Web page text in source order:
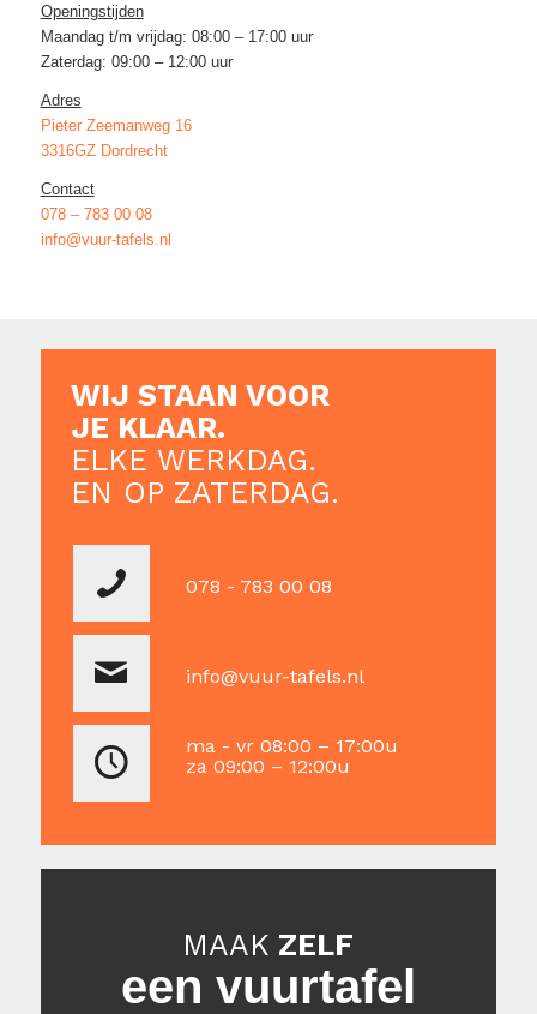
Openingstijden
Maandag t/m vrijdag: 08:00 – 17:00 uur
Zaterdag: 09:00 – 12:00 uur
Adres
Pieter Zeemanweg 16
3316GZ Dordrecht
Contact
078 – 783 00 08
info@vuur-tafels.nl
WIJ STAAN VOOR
JE KLAAR.
ELKE WERKDAG.
EN OP ZATERDAG.
078 - 783 00 08
info@vuur-tafels.nl
ma - vr 08:00 – 17:00u
za 09:00 – 12:00u
MAAK ZELF
een vuurtafel